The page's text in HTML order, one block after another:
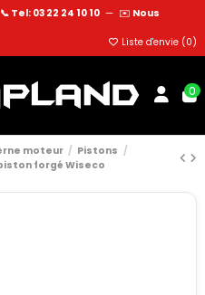
📞 Tel: 03 22 24 10 10 — ✉️ Nous
Liste d'envie (0)
0
moteur
Pistons
piston forgé Wiseco